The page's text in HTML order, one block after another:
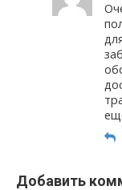
Добавить